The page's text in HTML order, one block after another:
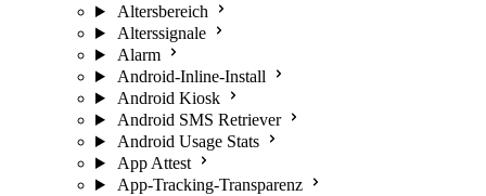
Altersbereich
Alterssignale
Alarm
Android-Inline-Install
Android Kiosk
Android SMS Retriever
Android Usage Stats
App Attest
App-Tracking-Transparenz